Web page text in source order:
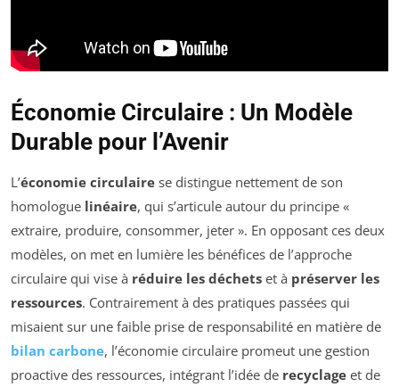
Économie Circulaire : Un Modèle
Durable pour l’Avenir
L’économie circulaire se distingue nettement de son
homologue linéaire, qui s’articule autour du principe «
extraire, produire, consommer, jeter ». En opposant ces deux
modèles, on met en lumière les bénéfices de l’approche
circulaire qui vise à réduire les déchets et à préserver les
ressources. Contrairement à des pratiques passées qui
misaient sur une faible prise de responsabilité en matière de
bilan carbone, l’économie circulaire promeut une gestion
proactive des ressources, intégrant l’idée de recyclage et de